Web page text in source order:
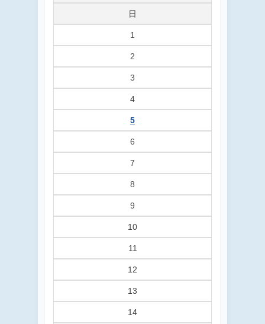
日
1
2
3
4
5
6
7
8
9
10
11
12
13
14